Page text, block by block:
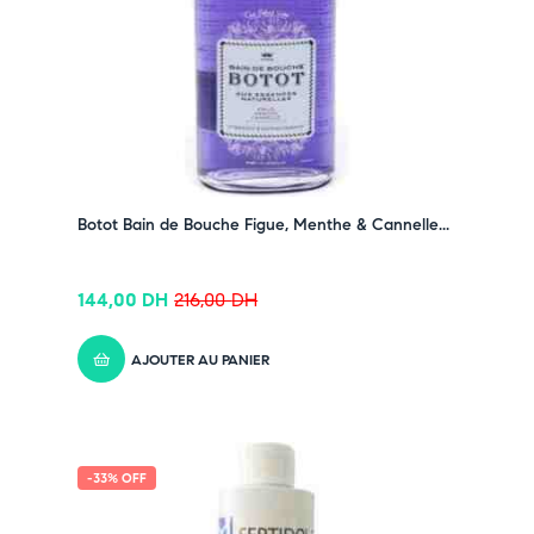
Botot Bain de Bouche Figue, Menthe & Cannelle...
216,00DH
144,00 DH
AJOUTER AU PANIER
-33% OFF